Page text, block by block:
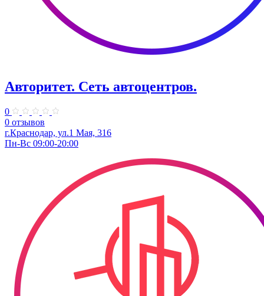
Авторитет. ​Сеть автоцентров.
0
0 отзывов
г.Краснодар, ул.​1 Мая, 316
Пн-Вс 09:00-20:00